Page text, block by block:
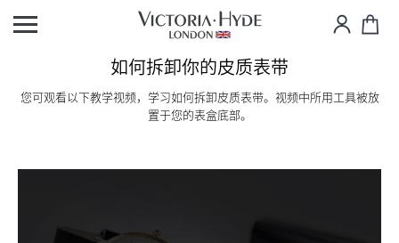
如何拆卸你的皮质表带
您可观看以下教学视频，学习如何拆卸皮质表带。视频中所用工具被放
置于您的表盒底部。